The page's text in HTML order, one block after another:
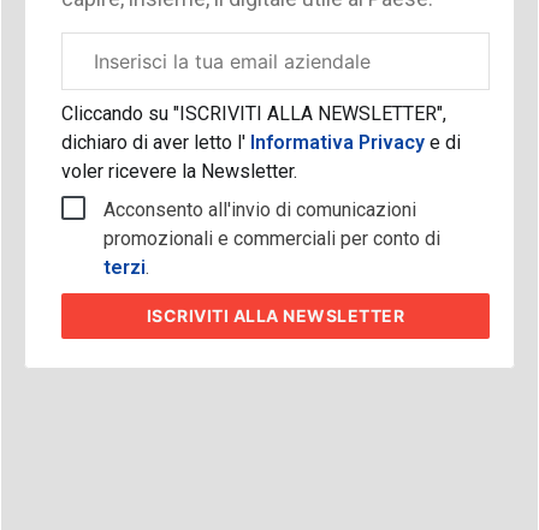
aziendale
Cliccando su "ISCRIVITI ALLA NEWSLETTER",
dichiaro di aver letto l'Informativa Privacy e di
voler ricevere la Newsletter.
Acconsento all'invio di comunicazioni
promozionali e commerciali per conto di
terzi.
ISCRIVITI ALLA NEWSLETTER